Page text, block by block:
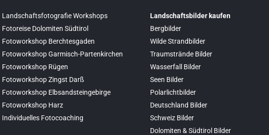
Landschaftsfotografie Workshops
Fotoreise Dolomiten Südtirol
Fotoworkshop Berchtesgaden
Fotoworkshop Garmisch-Partenkirchen
Fotoworkshop Rügen
Fotoworkshop Zingst Darß
Fotoworkshop Elbsandsteingebirge
Fotoworkshop Harz
Individuelles Fotocoaching
Landschaftsbilder kaufen
Bergbilder
Wilde Strandbilder
Traumstrände Bilder
Wasserfall Bilder
Seen Bilder
Polarlichtbilder
Deutschland Bilder
Schweiz Bilder
Dolomiten & Südtirol Bilder